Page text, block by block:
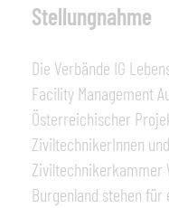
Stellungnahme
Die Verbände IG
Facility Management
Österreichischer
ZiviltechnikerInnen
Ziviltechnikerkammer
Burgenland stehen